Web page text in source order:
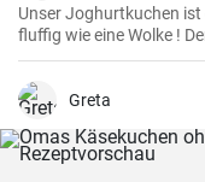
Unser Joghurtkuchen ist
fluffig wie eine Wolke !
geschlagenem Eiweiß
er so flauschig und lecker
Greta